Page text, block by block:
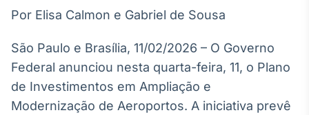
O setor de
no Brasil
Broadcast
White Label
Por Elisa Calmon e Gabriel de Sousa
São Paulo e Brasília, 11/02/2026 – O Governo
Federal anunciou nesta quarta-feira, 11, o Plano
de Investimentos em Ampliação e
Modernização de Aeroportos. A iniciativa prevê